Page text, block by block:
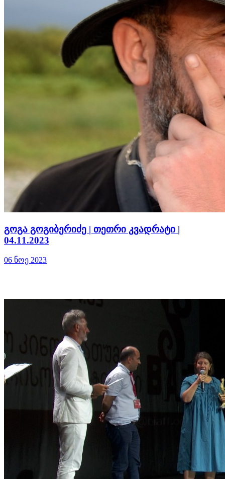
გოგა გოგიბერიძე | თეთრი კვადრატი |
04.11.2023
06 ნოე 2023